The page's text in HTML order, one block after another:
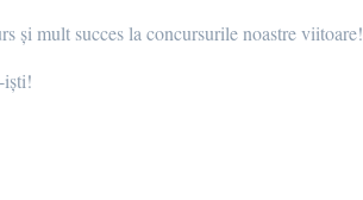
și mult succes la concursurile noastre viitoare!
iști!